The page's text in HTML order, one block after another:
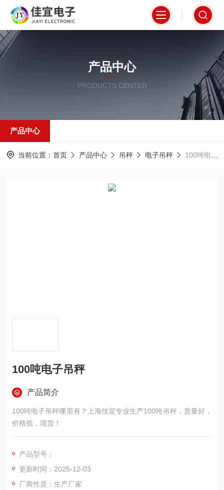
产品中心
PRODUCTS CENTER
产品中心
当前位置： 首页 产品中心 吊秤 电子吊秤 100吨电子吊秤
100吨电子吊秤
产品简介
100吨电子吊秤哪里有？上海佳宜专业生产100吨吊秤，质量好，
价格低，现货！
产品型号：
更新时间：2025-12-03
厂商性质：生产厂家